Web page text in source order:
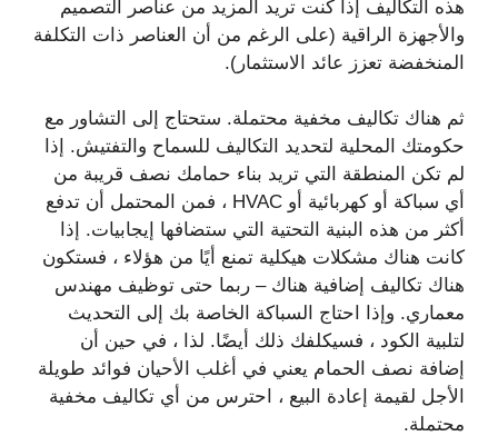
هذه التكاليف إذا كنت تريد المزيد من عناصر التصميم
والأجهزة الراقية (على الرغم من أن العناصر ذات التكلفة
المنخفضة تعزز عائد الاستثمار).
ثم هناك تكاليف مخفية محتملة. ستحتاج إلى التشاور مع
حكومتك المحلية لتحديد التكاليف للسماح والتفتيش. إذا
لم تكن المنطقة التي تريد بناء حمامك نصف قريبة من
أي سباكة أو كهربائية أو HVAC ، فمن المحتمل أن تدفع
أكثر من هذه البنية التحتية التي ستضافها إيجابيات. إذا
كانت هناك مشكلات هيكلية تمنع أيًا من هؤلاء ، فستكون
هناك تكاليف إضافية هناك – ربما حتى توظيف مهندس
معماري. وإذا احتاج السباكة الخاصة بك إلى التحديث
لتلبية الكود ، فسيكلفك ذلك أيضًا. لذا ، في حين أن
إضافة نصف الحمام يعني في أغلب الأحيان فوائد طويلة
الأجل لقيمة إعادة البيع ، احترس من أي تكاليف مخفية
محتملة.